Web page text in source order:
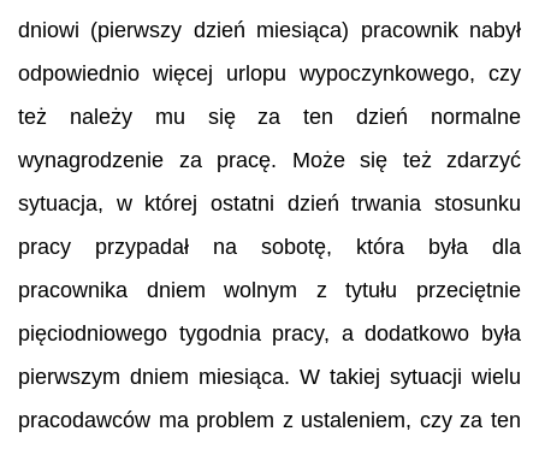
dniowi (pierwszy dzień miesiąca) pracownik nabył
odpowiednio więcej urlopu wypoczynkowego, czy
też należy mu się za ten dzień normalne
wynagrodzenie za pracę. Może się też zdarzyć
sytuacja, w której ostatni dzień trwania stosunku
pracy przypadał na sobotę, która była dla
pracownika dniem wolnym z tytułu przeciętnie
pięciodniowego tygodnia pracy, a dodatkowo była
pierwszym dniem miesiąca. W takiej sytuacji wielu
pracodawców ma problem z ustaleniem, czy za ten